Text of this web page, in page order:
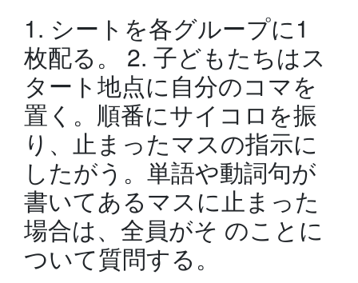
1. シートを各グループに1
枚配る。 2. 子どもたちはス
タート地点に自分のコマを
置く。順番にサイコロを振
り、止まったマスの指示に
したがう。単語や動詞句が
書いてあるマスに止まった
場合は、全員がそ のことに
ついて質問する。